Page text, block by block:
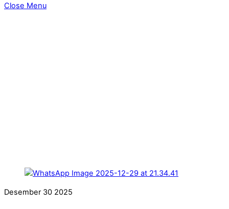
Close Menu
Desember 30 2025